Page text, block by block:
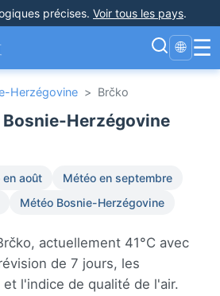
précises. Voir tous les pays.
🌐 ☰
Herzégovine > Brčko
Bosnie-Herzégovine
en août
Météo en septembre
Météo Bosnie-Herzégovine
actuellement 41°C avec
de 7 jours, les
l'indice de qualité de l'air.